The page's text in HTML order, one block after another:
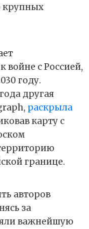
крупных
войне с Россией,
году.
другая
раскрыла
карту с
границе.
авторов
за
важнейшую